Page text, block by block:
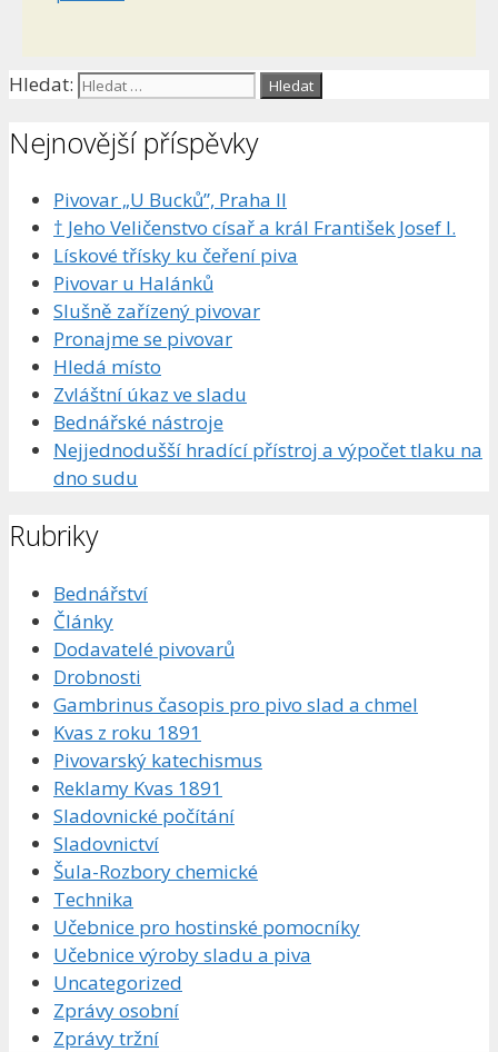
Hledat:
Nejnovější příspěvky
Pivovar „U Bucků”, Praha II
† Jeho Veličenstvo císař a král František Josef I.
Lískové třísky ku čeření piva
Pivovar u Halánků
Slušně zařízený pivovar
Pronajme se pivovar
Hledá místo
Zvláštní úkaz ve sladu
Bednářské nástroje
Nejjednodušší hradící přístroj a výpočet tlaku na
dno sudu
Rubriky
Bednářství
Články
Dodavatelé pivovarů
Drobnosti
Gambrinus časopis pro pivo slad a chmel
Kvas z roku 1891
Pivovarský katechismus
Reklamy Kvas 1891
Sladovnické počítání
Sladovnictví
Šula-Rozbory chemické
Technika
Učebnice pro hostinské pomocníky
Učebnice výroby sladu a piva
Uncategorized
Zprávy osobní
Zprávy tržní